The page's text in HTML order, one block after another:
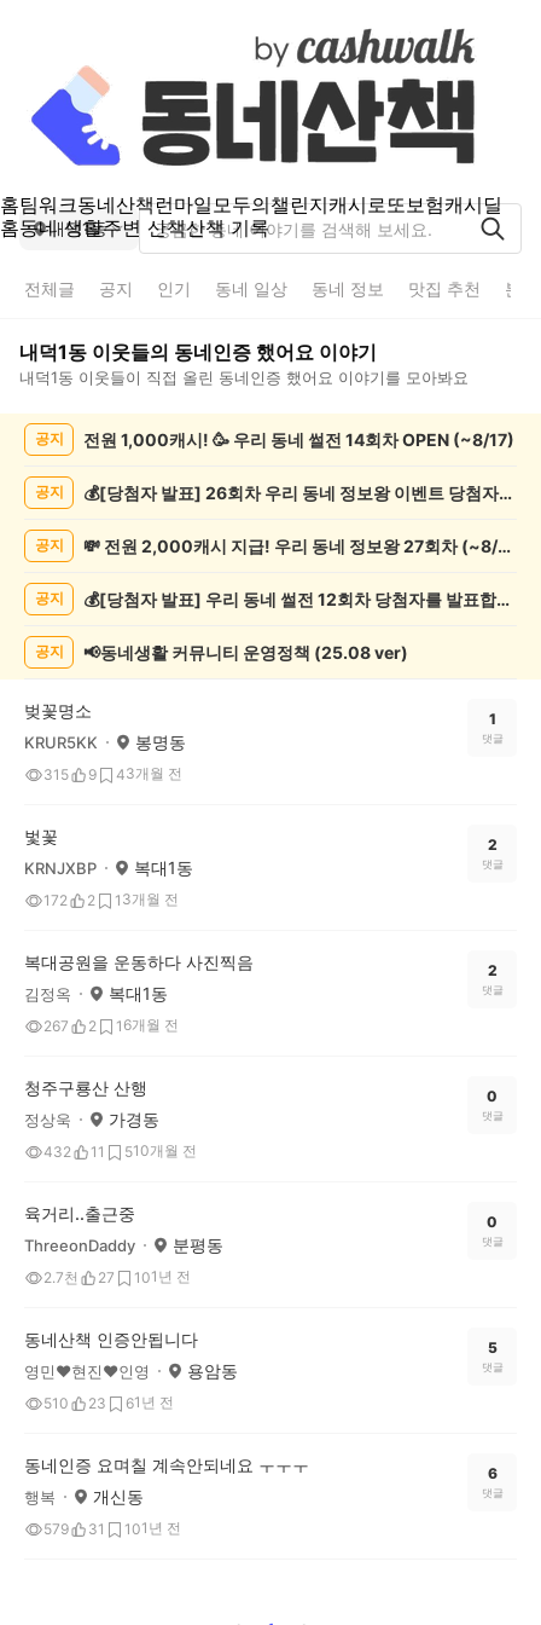
홈팀워크동네산책런마일모두의챌린지캐시로또보험캐시딜
홈동네 생활주변 산책산책 기록
내덕1동
전체글 공지 인기 동네 일상 동네 정보 맛집 추천 분
내덕1동 이웃들의 동네인증 했어요 이야기
내덕1동 이웃들이 직접 올린 동네인증 했어요 이야기를 모아봐요
게
공지 전원 1,000캐시! 🥳 우리 동네 썰전 14회차 OPEN (~8/17)
공지 💰[당첨자 발표] 26회차 우리 동네 정보왕 이벤트 당첨자를 발표합니다!
공지 💸 전원 2,000캐시 지급! 우리 동네 정보왕 27회차 (~8/10)
공지 💰[당첨자 발표] 우리 동네 썰전 12회차 당첨자를 발표합니다!
공지 📢동네생활 커뮤니티 운영정책 (25.08 ver)
벚꽃명소
KRUR5KK 봉명동
315 9 43개월 전
1
댓글
벛꽃
KRNJXBP 복대1동
172 2 1 3개월 전
2
댓글
복대공원을 운동하다 사진찍음
김정옥 복대1동
267 2 1 6개월 전
2
댓글
청주구룡산 산행
정상욱 가경동
432 11 510개월 전
0
댓글
육거리..출근중
ThreeonDaddy 분평동
2.7천 27 101년 전
0
댓글
동네산책 인증안됩니다
영민♥현진♥인영 용암동
510 23 61년 전
5
댓글
동네인증 요며칠 계속안되네요 ㅜㅜㅜ
행복 개신동
579 31 101년 전
6
댓글